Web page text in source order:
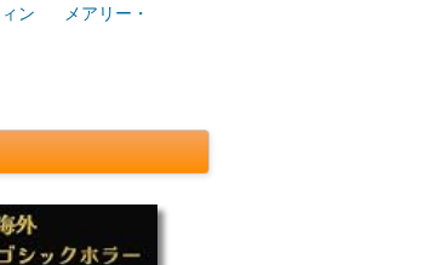
ン
メアリー・